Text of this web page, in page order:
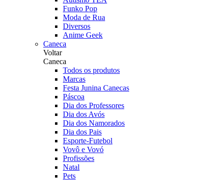
Funko Pop
Moda de Rua
Diversos
Anime Geek
Caneca
Voltar
Caneca
Todos os produtos
Marcas
Festa Junina Canecas
Páscoa
Dia dos Professores
Dia dos Avós
Dia dos Namorados
Dia dos Pais
Esporte-Futebol
Vovô e Vovó
Profissões
Natal
Pets